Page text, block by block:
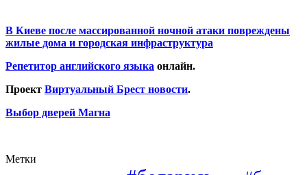
В Киеве после массированной ночной атаки повреждены
жилые дома и городская инфраструктура
Репетитор английского языка онлайн.
Проект Виртуальный Брест новости.
Выбор дверей Магна
Метки